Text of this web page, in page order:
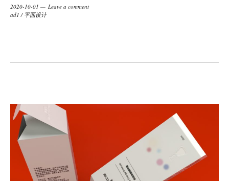
2020-10-01
Leave a comment
ad1 / 平面设计